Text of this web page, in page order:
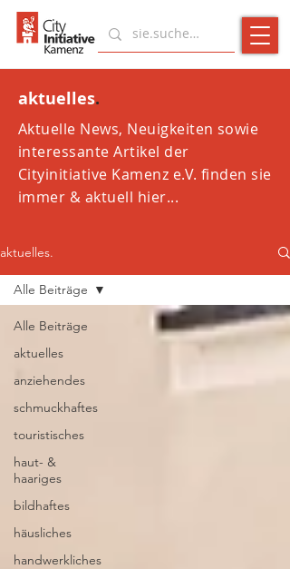
aktuelles.
Aktuelle News, Neuigkeiten sowie
interessante Artikel der
Cityinitiative Kamenz e.V. finden sie
immer & aktuell hier...
aktuelles.
Alle Beiträge
aktuelles
anziehendes
schmuckhaftes
touristisches
haut- &
haariges
bildhaftes
häusliches
handwerkliches
Alle Beiträge